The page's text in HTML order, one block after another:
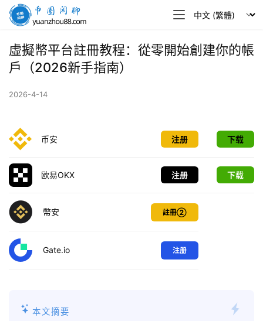
幣
閒
聊
虛擬幣平台註冊教程：從零開始創建你的帳
戶（2026新手指南）
2026-4-14
币安 注册 下载
欧易OKX 注册 下载
幣安 註冊②
Gate.io 注册
本文摘要